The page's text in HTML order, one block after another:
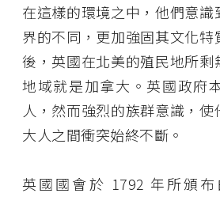
在這樣的環境之中，他們意
界的不同，更加強固其文化特
後，英國在北美的殖民地所剩
地域就是加拿大。英國政府
人，然而強烈的族群意識，
大人之間衝突始終不斷。
英國國會於 1792 年所頒布